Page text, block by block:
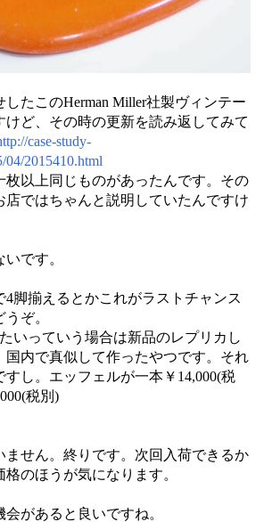
したこのHerman Miller社製ヴィンテー
けど、その時の更新を読み返してみて
case-study-
04/2015410.html
枚以上同じものがあったんです。その
店ではちゃんと説明していたんですけ
です。
4脚揃えるとかこれがラストチャンス
ぞ。
いっていう場合は新品のレプリカし
国内で真似して作ったやつです。それ
すし。エッフェルが一本￥14,000(税
税別)
ません。終りです。次回入荷できるか
のほうが気になります。
があると良いですね。